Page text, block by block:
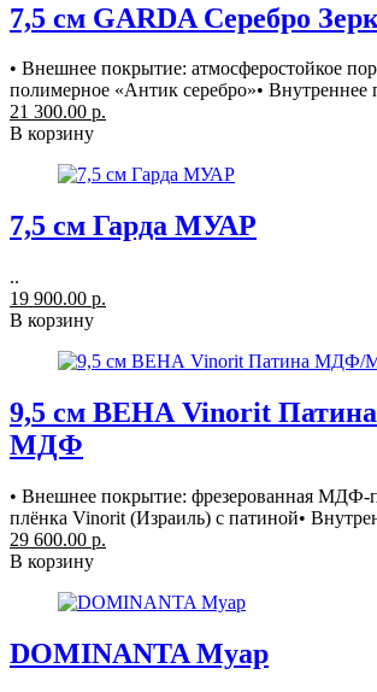
7,5 см GARDA Серебро
• Внешнее покрытие: атмосферостойкое
полимерное «Антик серебро»• Внутреннее
21 300.00 р.
В корзину
7,5 см Гарда МУАР
..
19 900.00 р.
В корзину
9,5 см ВЕНА Vinorit
МДФ
• Внешнее покрытие: фрезерованная МДФ-
плёнка Vinorit (Израиль) с патиной•
29 600.00 р.
В корзину
DOMINANTA Муар